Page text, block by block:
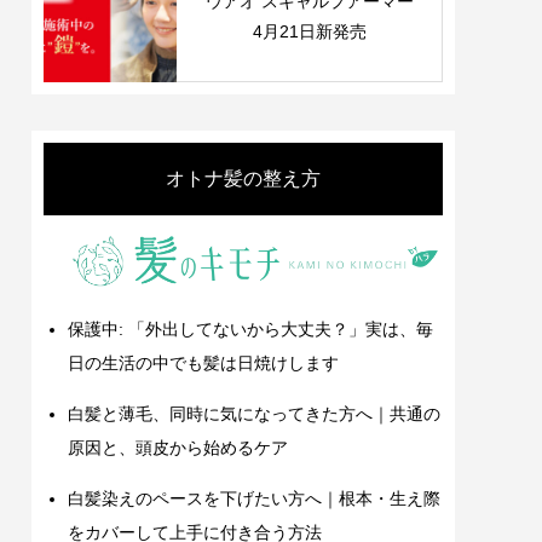
4月21日新発売
オトナ髪の整え方
保護中: 「外出してないから大丈夫？」実は、毎
日の生活の中でも髪は日焼けします
白髪と薄毛、同時に気になってきた方へ｜共通の
原因と、頭皮から始めるケア
白髪染えのペースを下げたい方へ｜根本・生え際
をカバーして上手に付き合う方法